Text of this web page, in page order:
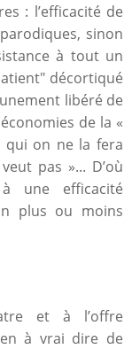
: l’efficacité de
sinon
à tout un
décortiqué
libéré de
de la «
qui on ne la fera
pas »... D’où
une efficacité
plus ou moins
et à l’offre
à vrai dire de